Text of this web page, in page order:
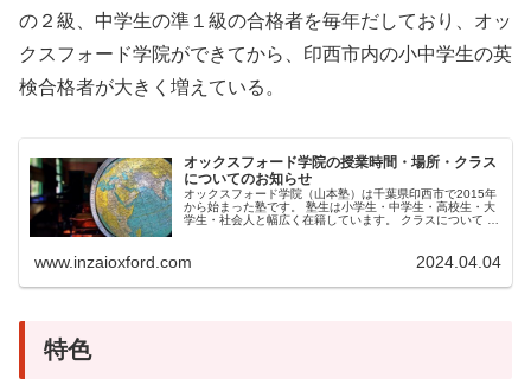
の２級、中学生の準１級の合格者を毎年だしており、オッ
クスフォード学院ができてから、印西市内の小中学生の英
検合格者が大きく増えている。
オックスフォード学院の授業時間・場所・クラス
についてのお知らせ
オックスフォード学院（山本塾）は千葉県印西市で2015年
から始まった塾です。 塾生は小学生・中学生・高校生・大
学生・社会人と幅広く在籍しています。 クラスについて 開
www.inzaioxford.com 2024.04.04
特色